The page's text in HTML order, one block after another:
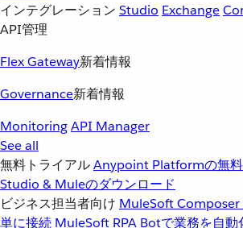
インテグレーション Studio Exchange
API管理
Flex Gateway新着情報
Governance新着情報
MonitoringAPI Manager
See all
無料トライアルAnypoint Platformの無
Studio & Muleのダウンロード
ビジネス担当者向け MuleSoft Composer
単に接続 MuleSoft RPA Botで業務を自動